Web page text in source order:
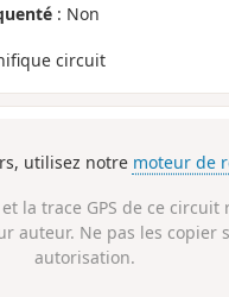
: Non
circuit
utilisez notre moteur de
la trace GPS de ce circuit
auteur. Ne pas les copier
autorisation.